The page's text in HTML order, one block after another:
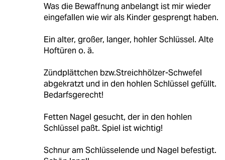
Was die Bewaffnung anbelangt ist mir wieder
eingefallen wie wir als Kinder gesprengt haben.
Ein alter, großer, langer, hohler Schlüssel. Alte
Hoftüren o. ä.
Zündplättchen bzw.Streichhölzer-Schwefel
abgekratzt und in den hohlen Schlüssel gefüllt.
Bedarfsgerecht!
Fetten Nagel gesucht, der in den hohlen
Schlüssel paßt. Spiel ist wichtig!
Schnur am Schlüsselende und Nagel befestigt.